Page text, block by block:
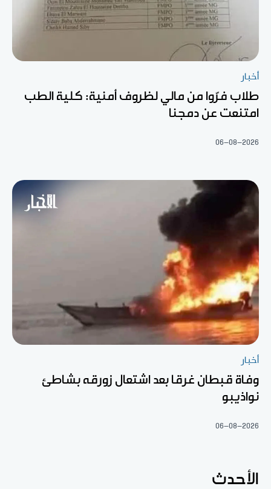
أخبار
طلاب فرّوا من مالي لظروف أمنية: كلية الطب
امتنعت عن دمجنا
06-08-2026
أخبار
وفاة قبطان غرقا بعد اشتعال زورقه بشاطئ
نواذيبو
06-08-2026
الأحدث